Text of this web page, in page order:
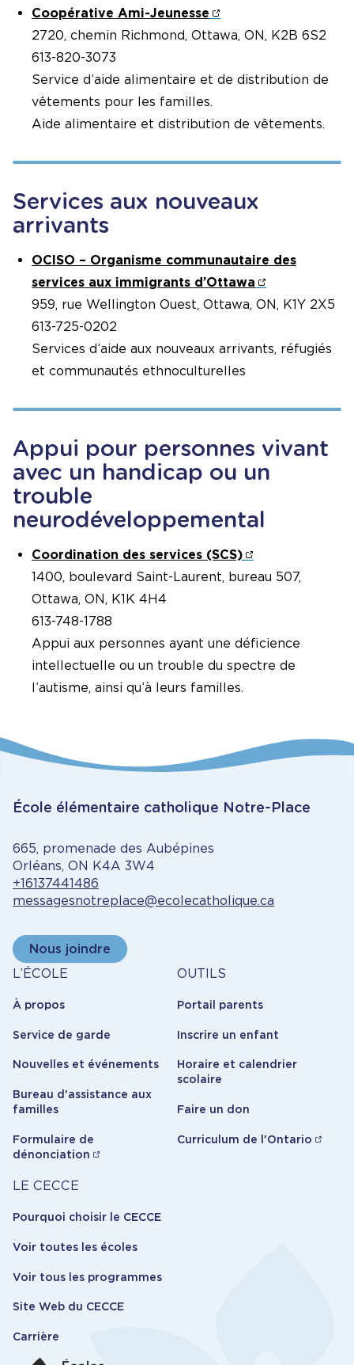
Coopérative Ami-Jeunesse
2720, chemin Richmond, Ottawa, ON, K2B 6S2
613-820-3073
Service d’aide alimentaire et de distribution de
vêtements pour les familles.
Aide alimentaire et distribution de vêtements.
Services aux nouveaux
arrivants
OCISO – Organisme communautaire des
services aux immigrants d’Ottawa
959, rue Wellington Ouest, Ottawa, ON, K1Y 2X5
613-725-0202
Services d’aide aux nouveaux arrivants, réfugiés
et communautés ethnoculturelles
Appui pour personnes vivant
avec un handicap ou un
trouble
neurodéveloppemental
Coordination des services (SCS)
1400, boulevard Saint-Laurent, bureau 507,
Ottawa, ON, K1K 4H4
613-748-1788
Appui aux personnes ayant une déficience
intellectuelle ou un trouble du spectre de
l’autisme, ainsi qu’à leurs familles.
École élémentaire catholique Notre-Place
665, promenade des Aubépines
Orléans, ON K4A 3W4
+16137441486
messagesnotreplace@ecolecatholique.ca
Nous joindre
À
propos
L’ÉCOLE
À propos
Service de garde
Nouvelles et événements
Bureau d'assistance aux
familles
Formulaire de
dénonciation
Outils
OUTILS
Portail parents
Inscrire un enfant
Horaire et calendrier
scolaire
Faire un don
Curriculum de l'Ontario
Carrière
LE CECCE
Pourquoi choisir le CECCE
Voir toutes les écoles
Voir tous les programmes
Site Web du CECCE
Carrière